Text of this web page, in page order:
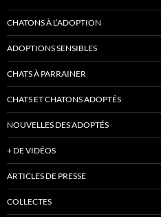
CHATONS À L’ADOPTION
ADOPTIONS SENSIBLES
CHATS À PARRAINER
CHATS ET CHATONS ADOPTÉS
NOUVELLES DES ADOPTÉS
+ DE VIDÉOS
ARTICLES DE PRESSE
COLLECTES